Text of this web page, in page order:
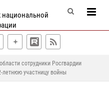
национальной
сотрудники Росгвардии
участницу войны